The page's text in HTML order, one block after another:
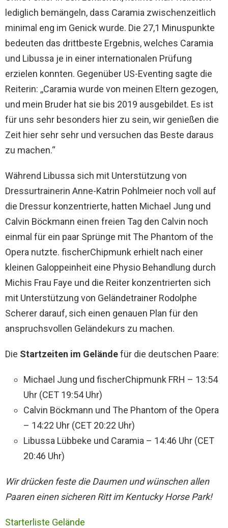
lediglich bemängeln, dass Caramia zwischenzeitlich
minimal eng im Genick wurde. Die 27,1 Minuspunkte
bedeuten das drittbeste Ergebnis, welches Caramia
und Libussa je in einer internationalen Prüfung
erzielen konnten. Gegenüber US-Eventing sagte die
Reiterin: ,,Caramia wurde von meinen Eltern gezogen,
und mein Bruder hat sie bis 2019 ausgebildet. Es ist
für uns sehr besonders hier zu sein, wir genießen die
Zeit hier sehr sehr und versuchen das Beste daraus
zu machen.“
Während Libussa sich mit Unterstützung von
Dressurtrainerin Anne-Katrin Pohlmeier noch voll auf
die Dressur konzentrierte, hatten Michael Jung und
Calvin Böckmann einen freien Tag den Calvin noch
einmal für ein paar Sprünge mit The Phantom of the
Opera nutzte. fischerChipmunk erhielt nach einer
kleinen Galoppeinheit eine Physio Behandlung durch
Michis Frau Faye und die Reiter konzentrierten sich
mit Unterstützung von Geländetrainer Rodolphe
Scherer darauf, sich einen genauen Plan für den
anspruchsvollen Geländekurs zu machen.
Die Startzeiten im Geländefür die deutschen Paare:
Michael Jung und fischerChipmunk FRH – 13:54
Uhr (CET 19:54 Uhr)
Calvin Böckmann und The Phantom of the Opera
– 14:22 Uhr (CET 20:22 Uhr)
Libussa Lübbeke und Caramia – 14:46 Uhr (CET
20:46 Uhr)
Wir drücken feste die Daumen und wünschen allen
Paaren einen sicheren Ritt im Kentucky Horse Park!
Starterliste Gelände